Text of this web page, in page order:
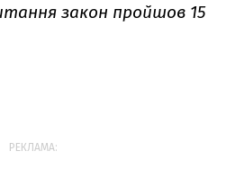
закон пройшов 15
РЕКЛАМА: